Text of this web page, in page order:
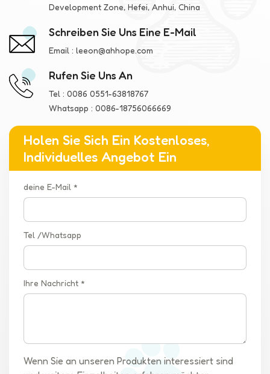
Development Zone, Hefei, Anhui, China
Schreiben Sie Uns Eine E-Mail
Email : leeon@ahhope.com
Rufen Sie Uns An
Tel : 0086 0551-63818767
Whatsapp : 0086-18756066669
Holen Sie Sich Ein Kostenloses,
Individuelles Angebot Ein
deine E-Mail *
Tel /Whatsapp
Ihre Nachricht *
Wenn Sie an unseren Produkten interessiert sind